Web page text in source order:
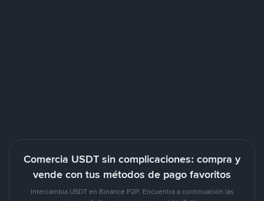
Comercia USDT sin complicaciones: compra y
vende con tus métodos de pago favoritos
Intercambia USDT en Binance P2P. Encuentra a continuación las